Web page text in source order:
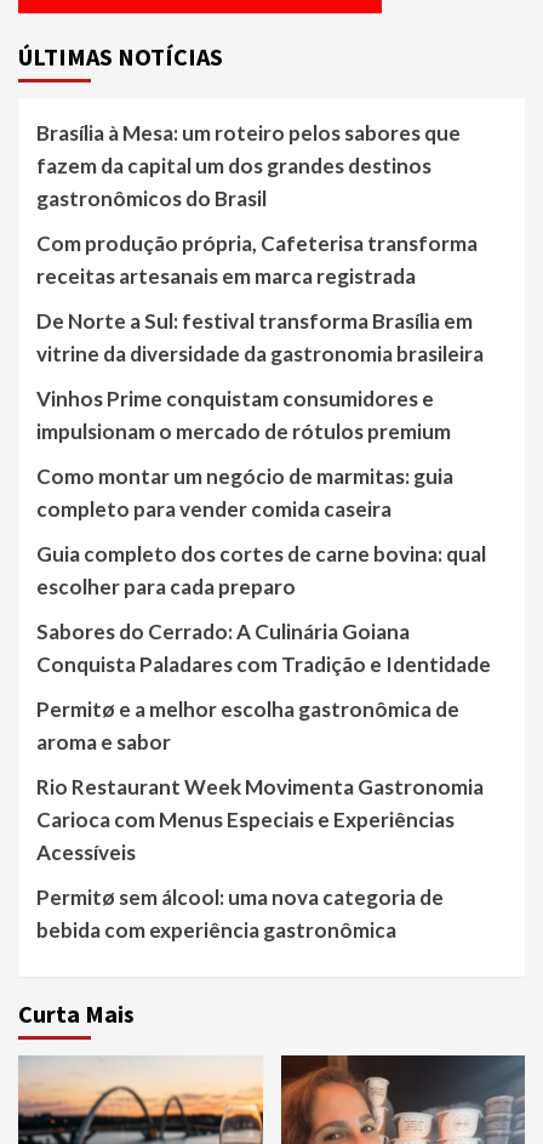
ÚLTIMAS NOTÍCIAS
Brasília à Mesa: um roteiro pelos sabores que
fazem da capital um dos grandes destinos
gastronômicos do Brasil
Com produção própria, Cafeterisa transforma
receitas artesanais em marca registrada
De Norte a Sul: festival transforma Brasília em
vitrine da diversidade da gastronomia brasileira
Vinhos Prime conquistam consumidores e
impulsionam o mercado de rótulos premium
Como montar um negócio de marmitas: guia
completo para vender comida caseira
Guia completo dos cortes de carne bovina: qual
escolher para cada preparo
Sabores do Cerrado: A Culinária Goiana
Conquista Paladares com Tradição e Identidade
Permitø e a melhor escolha gastronômica de
aroma e sabor
Rio Restaurant Week Movimenta Gastronomia
Carioca com Menus Especiais e Experiências
Acessíveis
Permitø sem álcool: uma nova categoria de
bebida com experiência gastronômica
Curta Mais